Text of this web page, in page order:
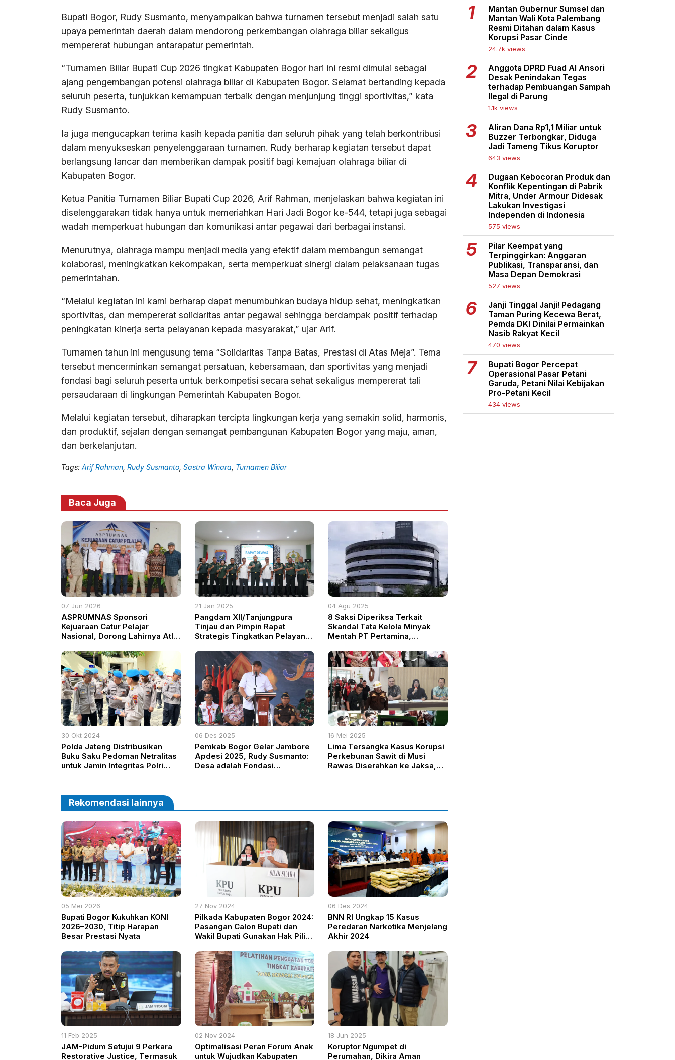
Bupati Bogor, Rudy Susmanto, menyampaikan bahwa turnamen tersebut menjadi salah satu
upaya pemerintah daerah dalam mendorong perkembangan olahraga biliar sekaligus
mempererat hubungan antarapatur pemerintah.
“Turnamen Biliar Bupati Cup 2026 tingkat Kabupaten Bogor hari ini resmi dimulai sebagai
ajang pengembangan potensi olahraga biliar di Kabupaten Bogor. Selamat bertanding kepada
seluruh peserta, tunjukkan kemampuan terbaik dengan menjunjung tinggi sportivitas,” kata
Rudy Susmanto.
Ia juga mengucapkan terima kasih kepada panitia dan seluruh pihak yang telah berkontribusi
dalam menyukseskan penyelenggaraan turnamen. Rudy berharap kegiatan tersebut dapat
berlangsung lancar dan memberikan dampak positif bagi kemajuan olahraga biliar di
Kabupaten Bogor.
Ketua Panitia Turnamen Biliar Bupati Cup 2026, Arif Rahman, menjelaskan bahwa kegiatan ini
diselenggarakan tidak hanya untuk memeriahkan Hari Jadi Bogor ke-544, tetapi juga sebagai
wadah memperkuat hubungan dan komunikasi antar pegawai dari berbagai instansi.
Menurutnya, olahraga mampu menjadi media yang efektif dalam membangun semangat
kolaborasi, meningkatkan kekompakan, serta memperkuat sinergi dalam pelaksanaan tugas
pemerintahan.
“Melalui kegiatan ini kami berharap dapat menumbuhkan budaya hidup sehat, meningkatkan
sportivitas, dan mempererat solidaritas antar pegawai sehingga berdampak positif terhadap
peningkatan kinerja serta pelayanan kepada masyarakat,” ujar Arif.
Turnamen tahun ini mengusung tema “Solidaritas Tanpa Batas, Prestasi di Atas Meja”. Tema
tersebut mencerminkan semangat persatuan, kebersamaan, dan sportivitas yang menjadi
fondasi bagi seluruh peserta untuk berkompetisi secara sehat sekaligus mempererat tali
persaudaraan di lingkungan Pemerintah Kabupaten Bogor.
Melalui kegiatan tersebut, diharapkan tercipta lingkungan kerja yang semakin solid, harmonis,
dan produktif, sejalan dengan semangat pembangunan Kabupaten Bogor yang maju, aman,
dan berkelanjutan.
Tags: Arif Rahman Rudy Susmanto Sastra Winara Turnamen Biliar
Baca Juga
07 Jun 2026
ASPRUMNAS Sponsori
Kejuaraan Catur Pelajar
Nasional, Dorong Lahirnya Atlet
21 Jan 2025
Pangdam XII/Tanjungpura
Tinjau dan Pimpin Rapat
Strategis Tingkatkan Pelayanan
04 Agu 2025
8 Saksi Diperiksa Terkait
Skandal Tata Kelola Minyak
Mentah PT Pertamina,
30 Okt 2024
Polda Jateng Distribusikan
Buku Saku Pedoman Netralitas
untuk Jamin Integritas Polri
06 Des 2025
Pemkab Bogor Gelar Jambore
Apdesi 2025, Rudy Susmanto:
Desa adalah Fondasi
16 Mei 2025
Lima Tersangka Kasus Korupsi
Perkebunan Sawit di Musi
Rawas Diserahkan ke Jaksa,
Rekomendasi lainnya
05 Mei 2026
Bupati Bogor Kukuhkan KONI
2026–2030, Titip Harapan
Besar Prestasi Nyata
27 Nov 2024
Pilkada Kabupaten Bogor 2024:
Pasangan Calon Bupati dan
Wakil Bupati Gunakan Hak Pilih
06 Des 2024
BNN RI Ungkap 15 Kasus
Peredaran Narkotika Menjelang
Akhir 2024
11 Feb 2025
JAM-Pidum Setujui 9 Perkara
Restorative Justice, Termasuk
02 Nov 2024
Optimalisasi Peran Forum Anak
untuk Wujudkan Kabupaten
18 Jun 2025
Koruptor Ngumpet di
Perumahan, Dikira Aman
Mantan Gubernur Sumsel dan
Mantan Wali Kota Palembang
Resmi Ditahan dalam Kasus
Korupsi Pasar Cinde
24.7k views
Anggota DPRD Fuad Al Ansori
Desak Penindakan Tegas
terhadap Pembuangan Sampah
Ilegal di Parung
1.1k views
Aliran Dana Rp1,1 Miliar untuk
Buzzer Terbongkar, Diduga
Jadi Tameng Tikus Koruptor
643 views
Dugaan Kebocoran Produk dan
Konflik Kepentingan di Pabrik
Mitra, Under Armour Didesak
Lakukan Investigasi
Independen di Indonesia
575 views
Pilar Keempat yang
Terpinggirkan: Anggaran
Publikasi, Transparansi, dan
Masa Depan Demokrasi
527 views
Janji Tinggal Janji! Pedagang
Taman Puring Kecewa Berat,
Pemda DKI Dinilai Permainkan
Nasib Rakyat Kecil
470 views
Bupati Bogor Percepat
Operasional Pasar Petani
Garuda, Petani Nilai Kebijakan
Pro-Petani Kecil
434 views